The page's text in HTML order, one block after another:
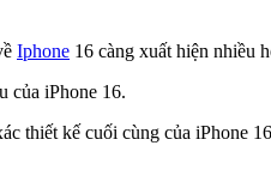
Iphone 16 càng xuất hiện nhiều
của iPhone 16.
thiết kế cuối cùng của iPhone